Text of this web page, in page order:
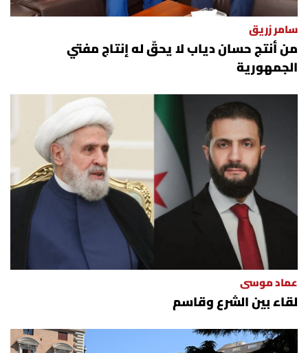
سامر زريق
من أنتج حسان دياب لا يحقّ له إنتاج مفتي
الجمهورية
عماد موسى
لقاء بين الشرع وقاسم